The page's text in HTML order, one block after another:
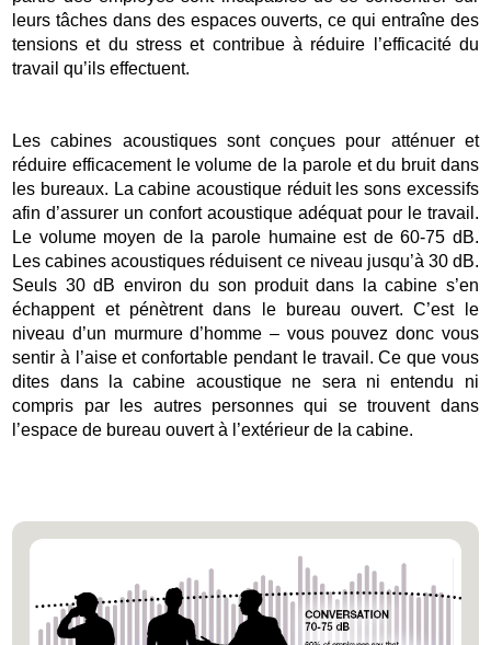
leurs tâches dans des espaces ouverts, ce qui entraîne des
tensions et du stress et contribue à réduire l’efficacité du
travail qu’ils effectuent.
Les cabines acoustiques sont conçues pour atténuer et
réduire efficacement le volume de la parole et du bruit dans
les bureaux. La cabine acoustique réduit les sons excessifs
afin d’assurer un confort acoustique adéquat pour le travail.
Le volume moyen de la parole humaine est de 60-75 dB.
Les cabines acoustiques réduisent ce niveau jusqu’à 30 dB.
Seuls 30 dB environ du son produit dans la cabine s’en
échappent et pénètrent dans le bureau ouvert. C’est le
niveau d’un murmure d’homme – vous pouvez donc vous
sentir à l’aise et confortable pendant le travail. Ce que vous
dites dans la cabine acoustique ne sera ni entendu ni
compris par les autres personnes qui se trouvent dans
l’espace de bureau ouvert à l’extérieur de la cabine.